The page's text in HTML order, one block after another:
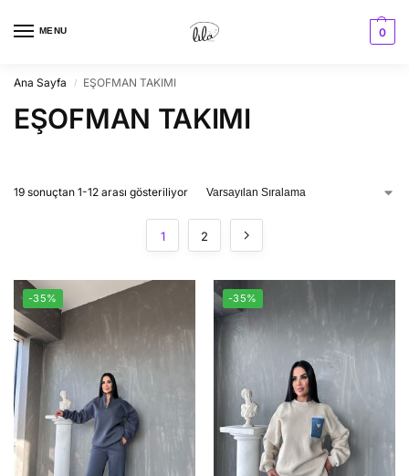
MENU 0
Ana Sayfa / EŞOFMAN TAKIMI
EŞOFMAN TAKIMI
19 sonuçtan 1-12 arası gösteriliyor
1 2
-35% -35%